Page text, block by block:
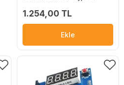
1.254,00 TL
Ekle